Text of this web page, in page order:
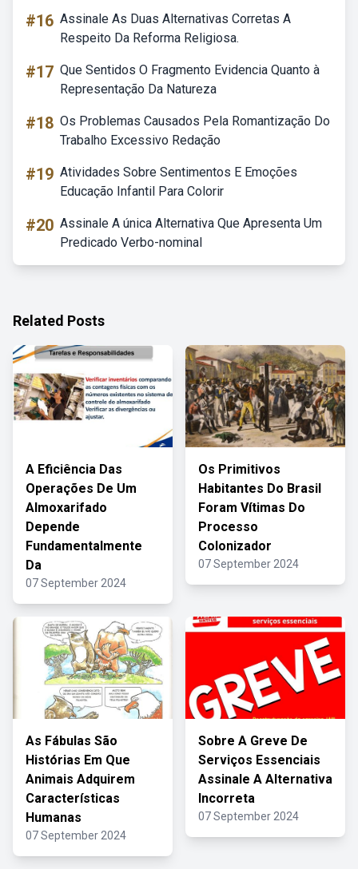
#16 Assinale As Duas Alternativas Corretas A
Respeito Da Reforma Religiosa.
#17 Que Sentidos O Fragmento Evidencia Quanto à
Representação Da Natureza
#18 Os Problemas Causados Pela Romantização Do
Trabalho Excessivo Redação
#19 Atividades Sobre Sentimentos E Emoções
Educação Infantil Para Colorir
#20 Assinale A única Alternativa Que Apresenta Um
Predicado Verbo-nominal
Related Posts
A Eficiência Das
Operações De Um
Almoxarifado
Depende
Fundamentalmente
Da
07 September 2024
Os Primitivos
Habitantes Do Brasil
Foram Vítimas Do
Processo
Colonizador
07 September 2024
As Fábulas São
Histórias Em Que
Animais Adquirem
Características
Humanas
07 September 2024
Sobre A Greve De
Serviços Essenciais
Assinale A Alternativa
Incorreta
07 September 2024